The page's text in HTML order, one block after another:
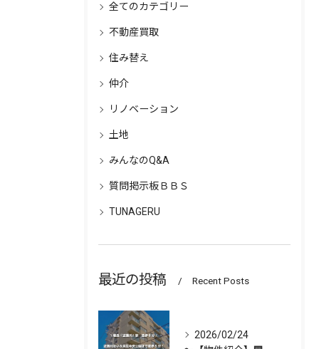
全てのカテゴリー
不動産買取
住み替え
仲介
リノベーション
土地
みんなのQ&A
質問掲示板ＢＢＳ
TUNAGERU
最近の投稿 Recent Posts
2026/02/24